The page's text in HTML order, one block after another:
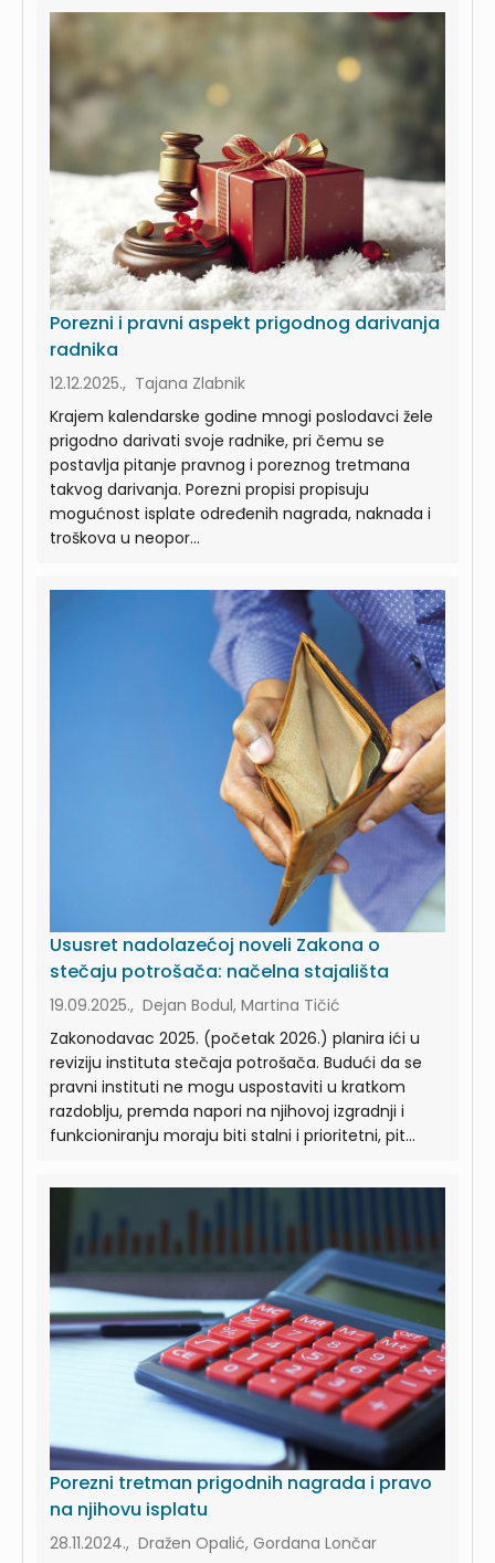
Porezni i pravni aspekt prigodnog darivanja
radnika
12.12.2025., Tajana Zlabnik
Krajem kalendarske godine mnogi poslodavci žele
prigodno darivati svoje radnike, pri čemu se
postavlja pitanje pravnog i poreznog tretmana
takvog darivanja. Porezni propisi propisuju
mogućnost isplate određenih nagrada, naknada i
troškova u neopor...
Ususret nadolazećoj noveli Zakona o
stečaju potrošača: načelna stajališta
19.09.2025., Dejan Bodul, Martina Tičić
Zakonodavac 2025. (početak 2026.) planira ići u
reviziju instituta stečaja potrošača. Budući da se
pravni instituti ne mogu uspostaviti u kratkom
razdoblju, premda napori na njihovoj izgradnji i
funkcioniranju moraju biti stalni i prioritetni, pit...
Porezni tretman prigodnih nagrada i pravo
na njihovu isplatu
28.11.2024., Dražen Opalić, Gordana Lončar